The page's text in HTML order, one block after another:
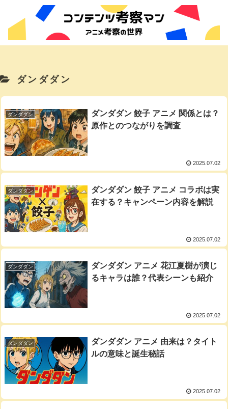
ダンダダン
ダンダダン
ダンダダン 餃子 アニメ 関係とは？
原作とのつながりを調査
2025.07.02
ダンダダン
ダンダダン 餃子 アニメ コラボは実
在する？キャンペーン内容を解説
2025.07.02
ダンダダン
ダンダダン アニメ 花江夏樹が演じ
るキャラは誰？代表シーンも紹介
2025.07.02
ダンダダン
ダンダダン アニメ 由来は？タイト
ルの意味と誕生秘話
2025.07.02